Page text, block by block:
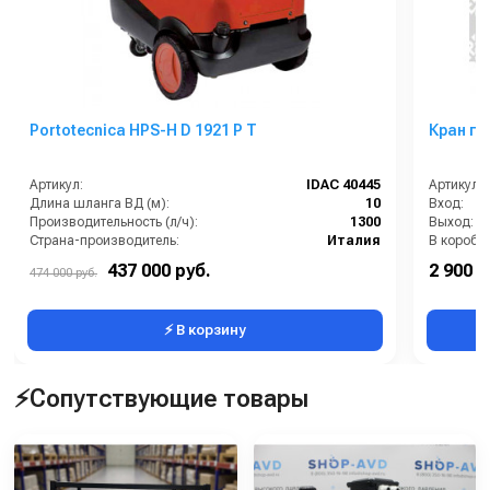
Portotecnica HPS-H D 1921 P T
Артикул:
IDAC 40445
Длина шланга ВД (м):
10
Производительность (л/ч):
1300
Страна-производитель:
Италия
Мощность (кВт):
474 000 руб. 437 000 руб.
⚡ В корзину
Кран
Артикул:
Вход:
Выход:
В
2 900
⚡Сопутствующие товары